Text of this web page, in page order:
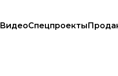
ВидеоСпецпроекты
Минреинтеграции